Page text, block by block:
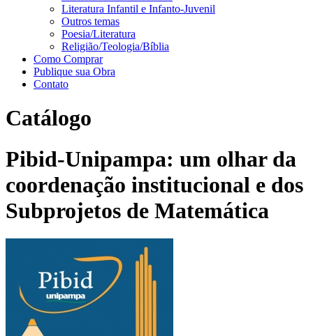
Literatura Infantil e Infanto-Juvenil
Outros temas
Poesia/Literatura
Religião/Teologia/Bíblia
Como Comprar
Publique sua Obra
Contato
Catálogo
Pibid-Unipampa: um olhar da
coordenação institucional e dos
Subprojetos de Matemática